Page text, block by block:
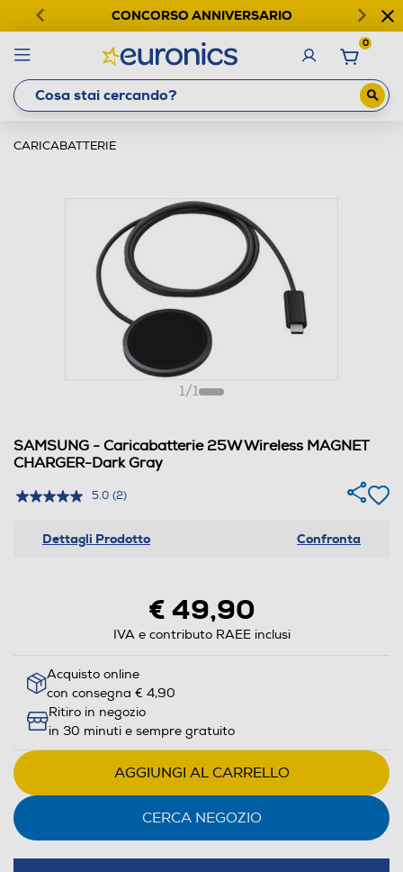
CONCORSO ANNIVERSARIO
0
CARICABATTERIE
1/1
SAMSUNG - Caricabatterie 25W Wireless MAGNET
CHARGER-Dark Gray
5.0 (2)
Dettagli Prodotto Confronta
€ 49,90
IVA e contributo RAEE inclusi
Acquisto online
con consegna € 4,90
Ritiro in negozio
in 30 minuti e sempre gratuito
AGGIUNGI AL CARRELLO
CERCA NEGOZIO